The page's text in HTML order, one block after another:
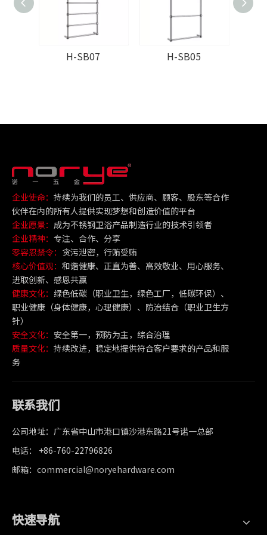
H-SB07 H-SB05
企业使命： 持续为我们的员工、供应商、顾客、股东等合作
伙伴在内的所有人提供实现梦想和创造价值的平台
企业愿景： 成为不锈钢卫浴产品制造行业的技术引领者
企业精神： 专注、合作、分享
零容忍禁令： 贪污泄密，行贿受贿
核心价值观： 和谐健康、正直为善、高效敬业、用心服务、
进取创新、感恩共赢
健康文化： 绿色低碳（职业卫生，绿色工厂，低碳环保）、
职业健康（身体健康，心理健康）、防治结合（职业卫生方
针）
安全文化： 安全第一，预防为主，综合治理
质量文化： 持续改进，稳定地提供符合客户要求的产品和服
务
联系我们
公司地址：广东省中山市港口镇沙港东路21号诺一总部
电话： +86-760-22796826
邮箱：commercial@noryehardware.com
快速导航